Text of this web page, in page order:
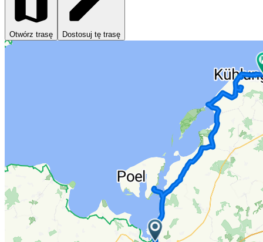
Otwórz trasę Dostosuj tę trasę